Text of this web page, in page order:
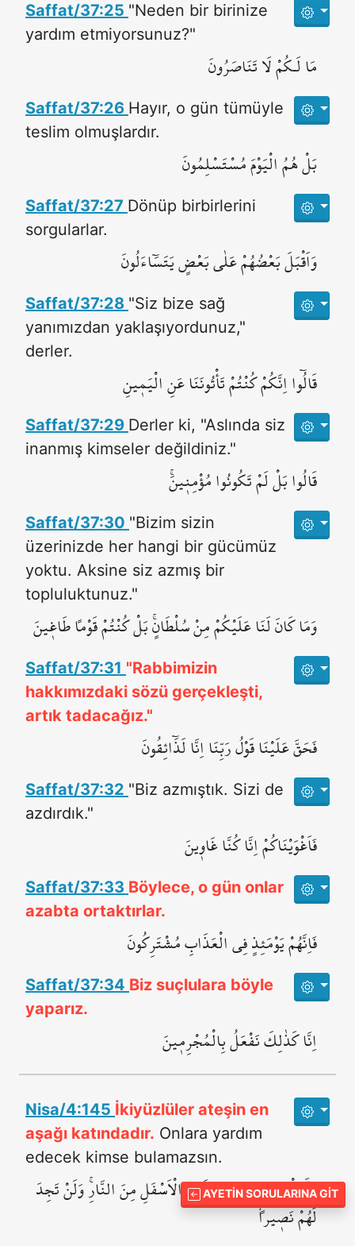
Saffat/37:25 "Neden bir birinize
yardım etmiyorsunuz?"
مَا لَـكُمْ لَا تَنَاصَرُونَ
Saffat/37:26 Hayır, o gün tümüyle
teslim olmuşlardır.
بَلْ هُمُ الْيَوْمَ مُسْتَسْلِمُونَ
Saffat/37:27 Dönüp birbirlerini
sorgularlar.
وَاَقْبَلَ بَعْضُهُمْ عَلٰى بَعْضٍ يَتَسَٓاءَلُونَ
Saffat/37:28 "Siz bize sağ
yanımızdan yaklaşıyordunuz,"
derler.
قَالُٓوا اِنَّكُمْ كُنْتُمْ تَأْتُونَنَا عَنِ الْيَم۪ينِ
Saffat/37:29 Derler ki, "Aslında siz
inanmış kimseler değildiniz."
قَالُوا بَلْ لَمْ تَكُونُوا مُؤْمِن۪ينَۚ
Saffat/37:30 "Bizim sizin
üzerinizde her hangi bir gücümüz
yoktu. Aksine siz azmış bir
topluluktunuz."
وَمَا كَانَ لَنَا عَلَيْكُمْ مِنْ سُلْطَانٍۚ بَلْ كُنْتُمْ قَوْماً طَاغ۪ينَ
Saffat/37:31 "Rabbimizin
hakkımızdaki sözü gerçekleşti,
artık tadacağız."
فَحَقَّ عَلَيْنَا قَوْلُ رَبِّنَاۗ اِنَّا لَذَٓائِقُونَ
Saffat/37:32 "Biz azmıştık. Sizi de
azdırdık."
فَاَغْوَيْنَا‌كُمْ اِنَّا كُنَّا غَاو۪ينَ
Saffat/37:33 Böylece, o gün onlar
azabta ortaktırlar.
فَاِنَّهُمْ يَوْمَئِذٍ فِي الْعَذَابِ مُشْتَرِكُونَ
Saffat/37:34 Biz suçlulara böyle
yaparız.
اِنَّا كَذٰلِكَ نَفْعَلُ بِالْمُجْرِم۪ينَ
Nisa/4:145 İkiyüzlüler ateşin en
aşağı katındadır. Onlara yardım
edecek kimse bulamazsın.
اِنَّ الْمُنَافِق۪ينَ فِي الدَّرْكِ الْاَسْفَلِ مِنَ النَّارِۚ وَلَنْ تَجِدَ
لَهُمْ نَص۪يراًۙ
AYETIN SORULARINA GIT